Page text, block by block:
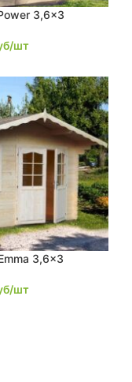
3,6×3
шт
3,6×3
шт